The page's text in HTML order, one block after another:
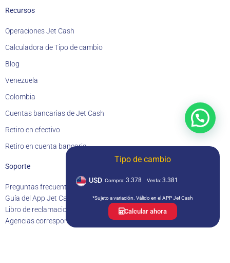
Recursos
Operaciones Jet Cash
Calculadora de Tipo de cambio
Blog
Venezuela
Colombia
Cuentas bancarias de Jet Cash
Retiro en efectivo
Retiro en cuenta bancaria
Soporte
Preguntas frecuentes (FAQ)
Guía del App Jet Cash
Tarifario Jet CashDocumentos contractuales
Libro de reclamaciones
Estadística de reclamos
Agencias corresponsales
Estados financierosMemoria anual
Tipo de cambio
USD Compra: 3.378 Venta: 3.381
*Sujeto a variación. Válido en el APP Jet Cash
Calcular ahora